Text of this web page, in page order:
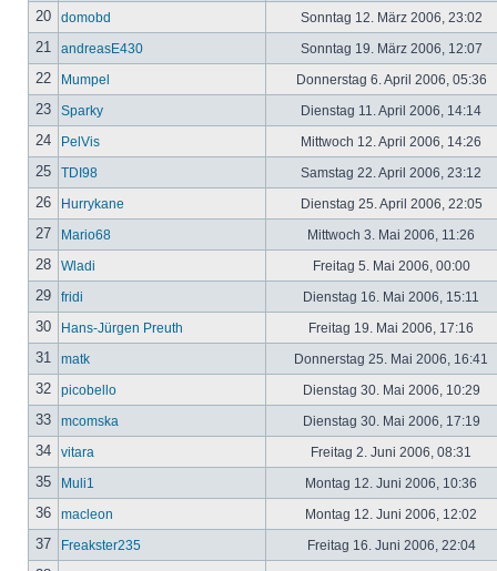
20 domobd Sonntag 12. März 2006, 23:02
21 andreasE430 Sonntag 19. März 2006, 12:07
22 Mumpel Donnerstag 6. April 2006, 05:36
23 Sparky Dienstag 11. April 2006, 14:14
24 PelVis Mittwoch 12. April 2006, 14:26
25 TDI98 Samstag 22. April 2006, 23:12
26 Hurrykane Dienstag 25. April 2006, 22:05
27 Mario68 Mittwoch 3. Mai 2006, 11:26
28 Wladi Freitag 5. Mai 2006, 00:00
29 fridi Dienstag 16. Mai 2006, 15:11
30 Hans-Jürgen Preuth Freitag 19. Mai 2006, 17:16
31 matk Donnerstag 25. Mai 2006, 16:41
32 picobello Dienstag 30. Mai 2006, 10:29
33 mcomska Dienstag 30. Mai 2006, 17:19
34 vitara Freitag 2. Juni 2006, 08:31
35 Muli1 Montag 12. Juni 2006, 10:36
36 macleon Montag 12. Juni 2006, 12:02
37 Freakster235 Freitag 16. Juni 2006, 22:04